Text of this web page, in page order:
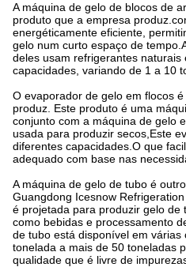
A máquina de gelo de blocos de
produto que a empresa
energéticamente eficiente,
gelo num curto espaço de
deles usam refrigerantes naturais
capacidades, variando de 1 a 10
O evaporador de gelo em flocos
produz. Este produto é uma
conjunto com a máquina de gelo
usada para produzir secos,Este
diferentes capacidades.O que
adequado com base nas
A máquina de gelo de tubo é
Guangdong Icesnow
é projetada para produzir gelo de
como bebidas e processamento
de tubo está disponível em várias
tonelada a mais de 50 toneladas
qualidade que é livre de